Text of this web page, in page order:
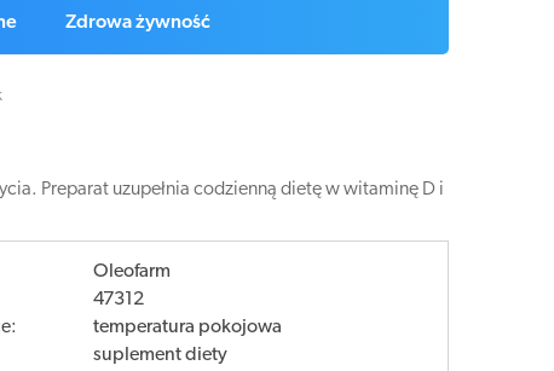
Zdrowa żywność
Preparat uzupełnia codzienną dietę w witaminę D i
Oleofarm
47312
temperatura pokojowa
suplement diety